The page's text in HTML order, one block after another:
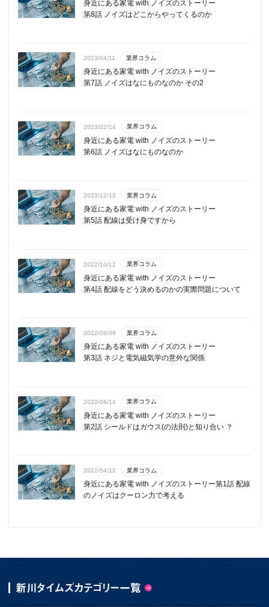
身近にある家電 with ノイズのストーリー
第8話 ノイズはどこからやってくるのか
2023/04/11 業界コラム
身近にある家電 with ノイズのストーリー
第7話 ノイズはなにものなのか その2
2023/02/14 業界コラム
身近にある家電 with ノイズのストーリー
第6話 ノイズはなにものなのか
2022/12/13 業界コラム
身近にある家電 with ノイズのストーリー
第5話 配線は受け身ですから
2022/10/12 業界コラム
身近にある家電 with ノイズのストーリー
第4話 配線をどう決めるのかの実際問題について
2022/08/09 業界コラム
身近にある家電 with ノイズのストーリー
第3話 ネジと電気磁気学の意外な関係
2022/06/14 業界コラム
身近にある家電 with ノイズのストーリー
第2話 シールドはガウス(の法則)と知り合い ？
2022/04/12 業界コラム
身近にある家電 with ノイズのストーリー第1話 配線
のノイズはクーロン力で考える
新川タイムズカテゴリー一覧